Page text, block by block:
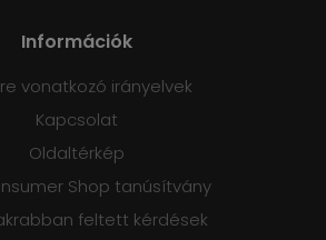
Információk
vonatkozó irányelvek
Kapcsolat
Oldaltérkép
Shop tanúsítvány
feltett kérdések